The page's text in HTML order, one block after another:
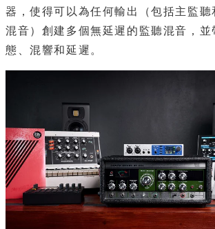
器，使得可以為任何輸出（包括主監
混音）創建多個無延遲的監聽混音，
態、混響和延遲。